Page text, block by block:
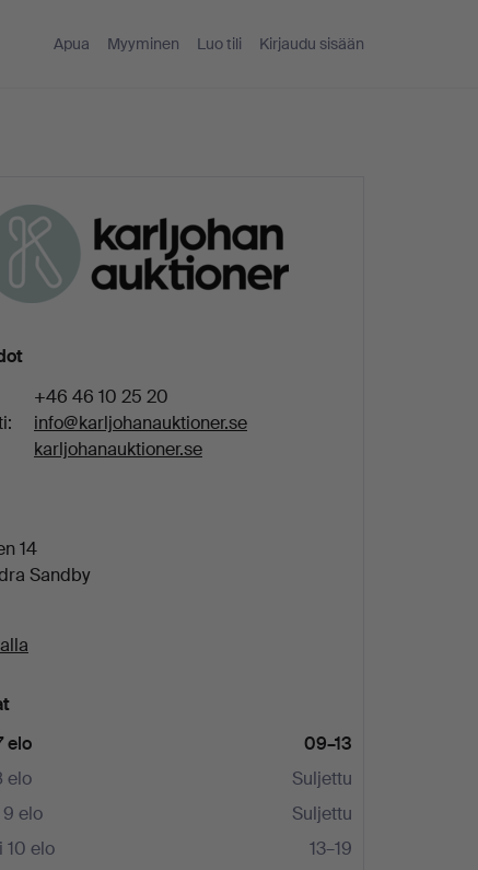
Apua Myyminen Luo tili Kirjaudu sisään
+46 46 10 25 20
info@karljohanauktioner.se
karljohanauktioner.se
14
Sandby
elo
09–13
elo
Suljettu
elo
Suljettu
10 elo
13–19